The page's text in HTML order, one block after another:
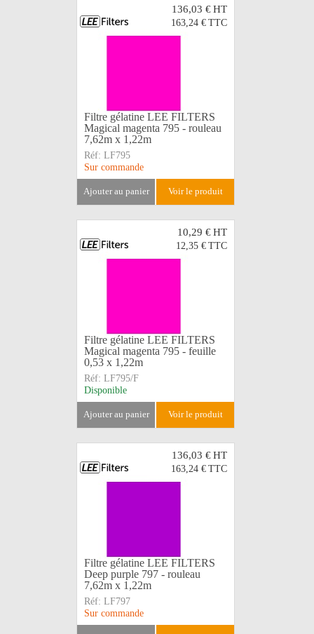
136,03 €HT
163,24 € TTC
Filtre gélatine LEE FILTERS
Magical magenta 795 - rouleau
7,62m x 1,22m
Réf: LF795
Sur commande
ajouter au panier voir le produit
10,29 €HT
12,35 € TTC
Filtre gélatine LEE FILTERS
Magical magenta 795 - feuille
0,53 x 1,22m
Réf: LF795/F
Disponible
ajouter au panier voir le produit
136,03 €HT
163,24 € TTC
Filtre gélatine LEE FILTERS
Deep purple 797 - rouleau
7,62m x 1,22m
Réf: LF797
Sur commande